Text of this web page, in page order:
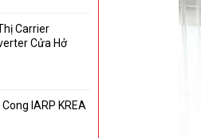
Carrier
Cửa Hở
IARP KREA